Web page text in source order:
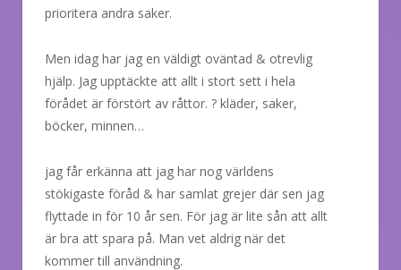
prioritera andra saker.
Men idag har jag en väldigt oväntad & otrevlig
hjälp. Jag upptäckte att allt i stort sett i hela
förådet är förstört av råttor. ? kläder, saker,
böcker, minnen…
jag får erkänna att jag har nog världens
stökigaste föråd & har samlat grejer där sen jag
flyttade in för 10 år sen. För jag är lite sån att allt
är bra att spara på. Man vet aldrig när det
kommer till användning.